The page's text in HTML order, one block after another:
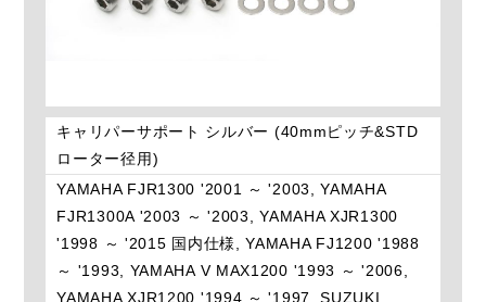
キャリパーサポート シルバー (40mmピッチ&STD
ローター径用)
YAMAHA FJR1300 '2001 ～ '2003, YAMAHA
FJR1300A '2003 ～ '2003, YAMAHA XJR1300
'1998 ～ '2015 国内仕様, YAMAHA FJ1200 '1988
～ '1993, YAMAHA V MAX1200 '1993 ～ '2006,
YAMAHA XJR1200 '1994 ～ '1997, SUZUKI